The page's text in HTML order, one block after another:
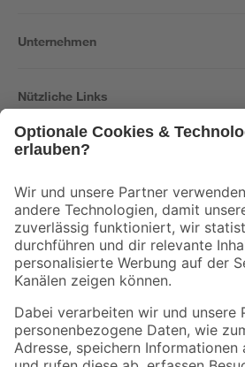
Unternehmen
Nützliche Links
Der toom Newsletter: Keine Angebote und
Zur Newsletter Anmeldung
Folge uns
Zahlungsarten